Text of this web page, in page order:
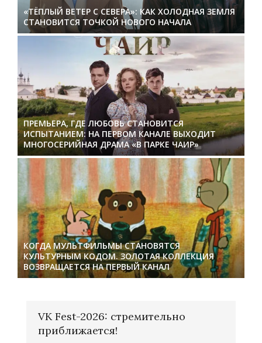
«ТЁПЛЫЙ ВЕТЕР С СЕВЕРА»: КАК ХОЛОДНАЯ ЗЕМЛЯ
СТАНОВИТСЯ ТОЧКОЙ НОВОГО НАЧАЛА
ПРЕМЬЕРА, ГДЕ ЛЮБОВЬ СТАНОВИТСЯ
ИСПЫТАНИЕМ: НА ПЕРВОМ КАНАЛЕ ВЫХОДИТ
МНОГОСЕРИЙНАЯ ДРАМА «В ПАРКЕ ЧАИР»
КОГДА МУЛЬТФИЛЬМЫ СТАНОВЯТСЯ
КУЛЬТУРНЫМ КОДОМ. ЗОЛОТАЯ КОЛЛЕКЦИЯ
ВОЗВРАЩАЕТСЯ НА ПЕРВЫЙ КАНАЛ
VK Fest-2026: стремительно
приближается!